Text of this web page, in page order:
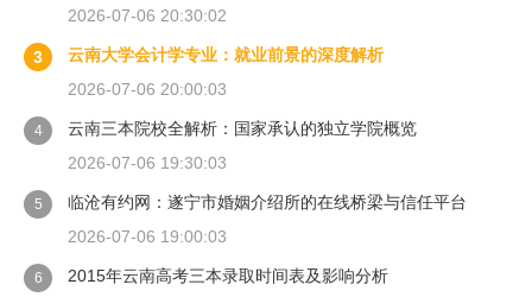
2026-07-06 20:30:02
3
云南大学会计学专业：就业前景的深度解析
2026-07-06 20:00:03
4
云南三本院校全解析：国家承认的独立学院概览
2026-07-06 19:30:03
5
临沧有约网：遂宁市婚姻介绍所的在线桥梁与信任平台
2026-07-06 19:00:03
6 2015年云南高考三本录取时间表及影响分析